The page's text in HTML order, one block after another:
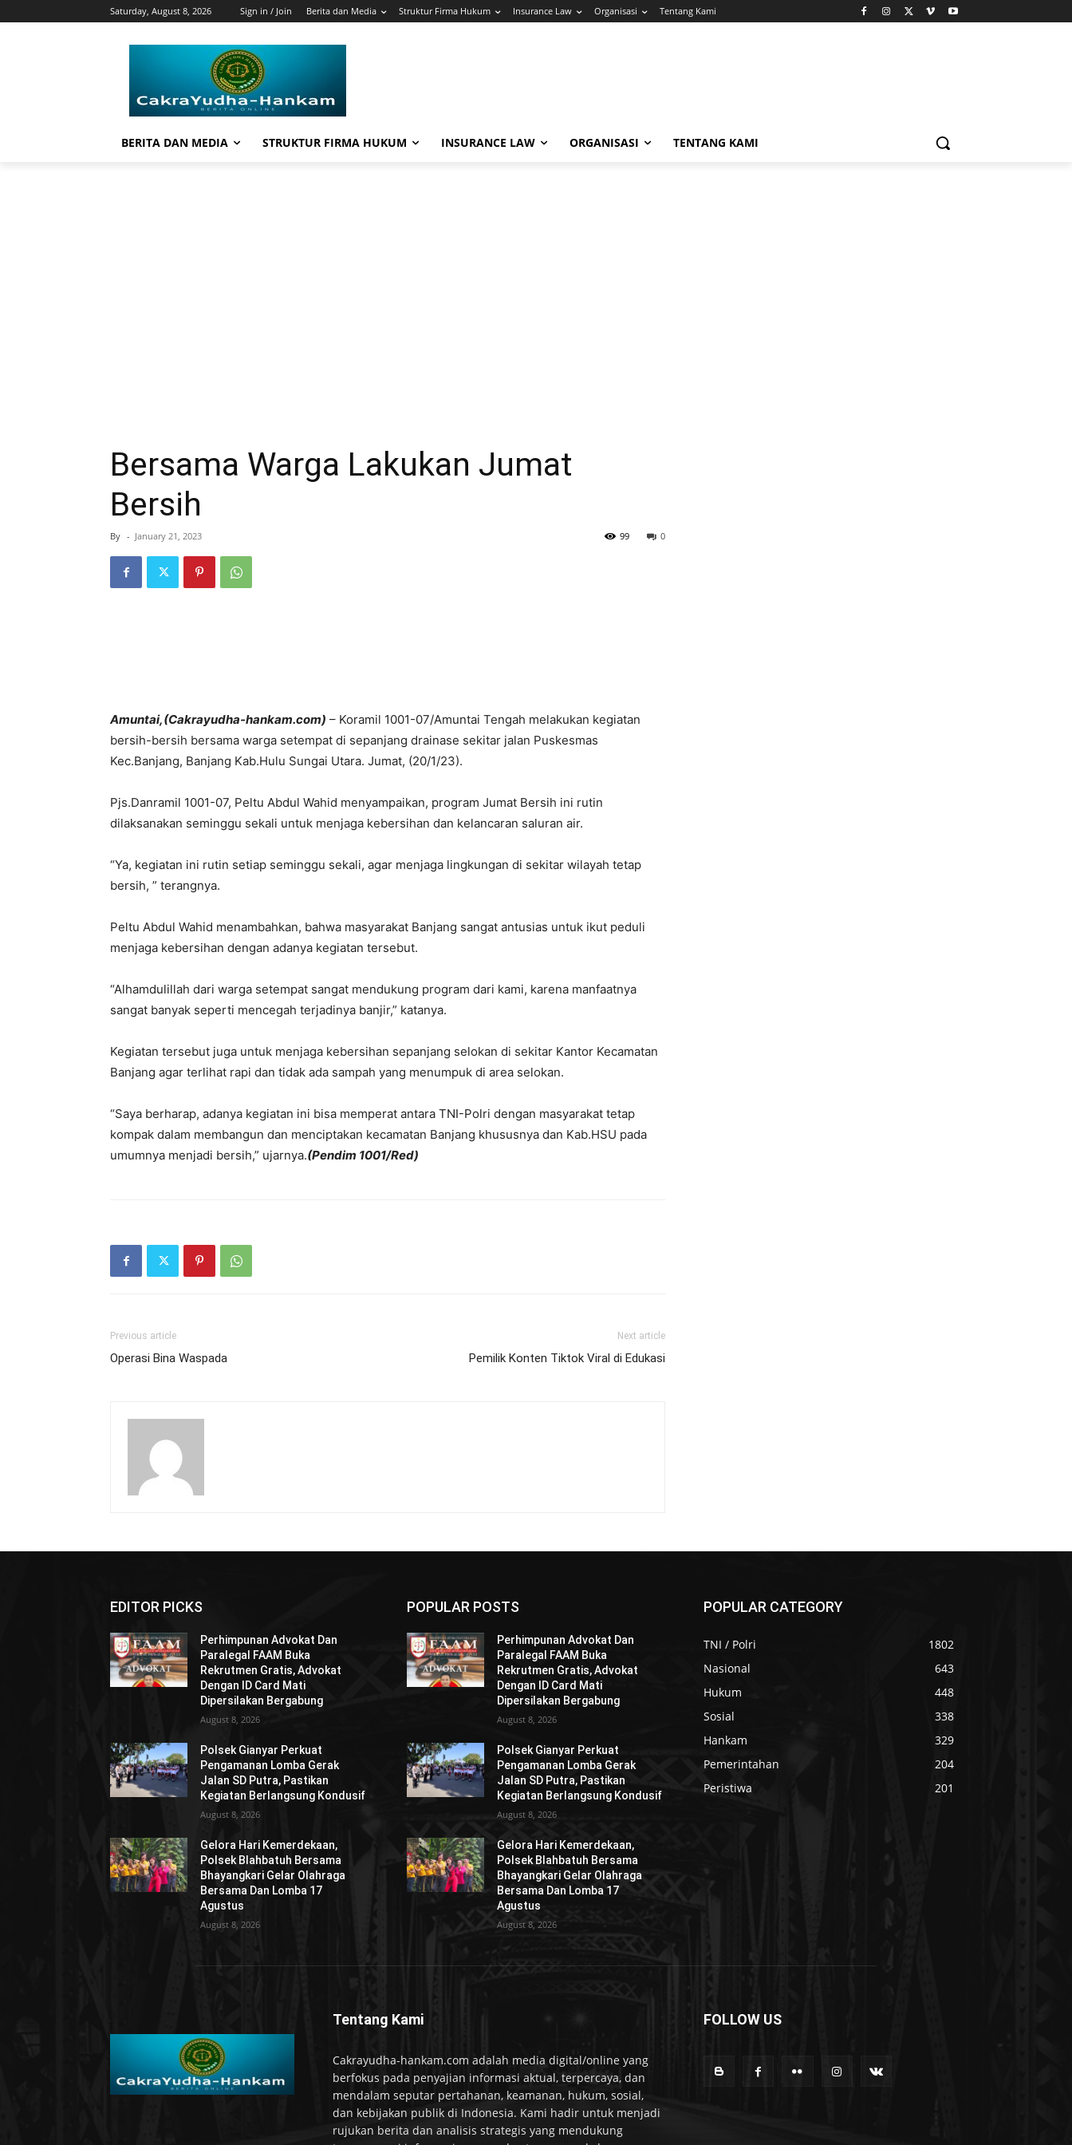
Saturday, August 8, 2026 Sign in / Join Berita dan Media Struktur Firma Hukum Insurance Law Organisasi Tentang Kami
BERITA DAN MEDIA STRUKTUR FIRMA HUKUM INSURANCE LAW ORGANISASI TENTANG KAMI
Bersama Warga Lakukan Jumat
Bersih
By - January 21, 2023 0
99
Amuntai,(Cakrayudha-hankam.com) – Koramil 1001-07/Amuntai Tengah melakukan kegiatan
bersih-bersih bersama warga setempat di sepanjang drainase sekitar jalan Puskesmas
Kec.Banjang, Banjang Kab.Hulu Sungai Utara. Jumat, (20/1/23).
Pjs.Danramil 1001-07, Peltu Abdul Wahid menyampaikan, program Jumat Bersih ini rutin
dilaksanakan seminggu sekali untuk menjaga kebersihan dan kelancaran saluran air.
“Ya, kegiatan ini rutin setiap seminggu sekali, agar menjaga lingkungan di sekitar wilayah tetap
bersih, ” terangnya.
Peltu Abdul Wahid menambahkan, bahwa masyarakat Banjang sangat antusias untuk ikut peduli
menjaga kebersihan dengan adanya kegiatan tersebut.
“Alhamdulillah dari warga setempat sangat mendukung program dari kami, karena manfaatnya
sangat banyak seperti mencegah terjadinya banjir,” katanya.
Kegiatan tersebut juga untuk menjaga kebersihan sepanjang selokan di sekitar Kantor Kecamatan
Banjang agar terlihat rapi dan tidak ada sampah yang menumpuk di area selokan.
“Saya berharap, adanya kegiatan ini bisa memperat antara TNI-Polri dengan masyarakat tetap
kompak dalam membangun dan menciptakan kecamatan Banjang khususnya dan Kab.HSU pada
umumnya menjadi bersih,” ujarnya.(Pendim 1001/Red)
Previous article
Operasi Bina Waspada
Next article
Pemilik Konten Tiktok Viral di Edukasi
EDITOR PICKS
Perhimpunan Advokat Dan
Paralegal FAAM Buka
Rekrutmen Gratis, Advokat
Dengan ID Card Mati
Dipersilakan Bergabung
August 8, 2026
Polsek Gianyar Perkuat
Pengamanan Lomba Gerak
Jalan SD Putra, Pastikan
Kegiatan Berlangsung Kondusif
August 8, 2026
Gelora Hari Kemerdekaan,
Polsek Blahbatuh Bersama
Bhayangkari Gelar Olahraga
Bersama Dan Lomba 17
Agustus
August 8, 2026
POPULAR POSTS
Perhimpunan Advokat Dan
Paralegal FAAM Buka
Rekrutmen Gratis, Advokat
Dengan ID Card Mati
Dipersilakan Bergabung
August 8, 2026
Polsek Gianyar Perkuat
Pengamanan Lomba Gerak
Jalan SD Putra, Pastikan
Kegiatan Berlangsung Kondusif
August 8, 2026
Gelora Hari Kemerdekaan,
Polsek Blahbatuh Bersama
Bhayangkari Gelar Olahraga
Bersama Dan Lomba 17
Agustus
August 8, 2026
POPULAR CATEGORY
TNI / Polri
1802
Nasional
643
Hukum
448
Sosial
338
Hankam
329
Pemerintahan
204
Peristiwa
201
Tentang Kami
Cakrayudha-hankam.com adalah media digital/online yang
berfokus pada penyajian informasi aktual, terpercaya, dan
mendalam seputar pertahanan, keamanan, hukum, sosial,
dan kebijakan publik di Indonesia. Kami hadir untuk menjadi
rujukan berita dan analisis strategis yang mendukung
FOLLOW US